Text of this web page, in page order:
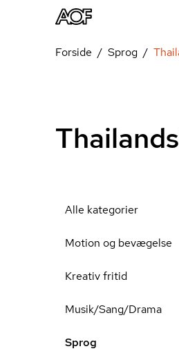
Forside Sprog
Alle kategorier
Motion og bevægelse
Kreativ fritid
Musik/Sang/Drama
Sprog